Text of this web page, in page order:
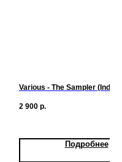
Various - The Sampler
2 900 р.
Подробнее